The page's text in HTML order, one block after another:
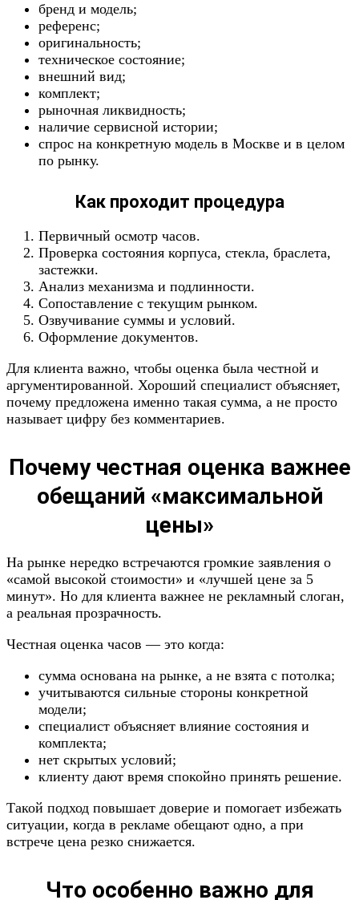
бренд и модель;
референс;
оригинальность;
техническое состояние;
внешний вид;
комплект;
рыночная ликвидность;
наличие сервисной истории;
спрос на конкретную модель в Москве и в целом
по рынку.
Как проходит процедура
Первичный осмотр часов.
Проверка состояния корпуса, стекла, браслета,
застежки.
Анализ механизма и подлинности.
Сопоставление с текущим рынком.
Озвучивание суммы и условий.
Оформление документов.
Для клиента важно, чтобы оценка была честной и
аргументированной. Хороший специалист объясняет,
почему предложена именно такая сумма, а не просто
называет цифру без комментариев.
Почему честная оценка важнее
обещаний «максимальной
цены»
На рынке нередко встречаются громкие заявления о
«самой высокой стоимости» и «лучшей цене за 5
минут». Но для клиента важнее не рекламный слоган,
а реальная прозрачность.
Честная оценка часов — это когда:
сумма основана на рынке, а не взята с потолка;
учитываются сильные стороны конкретной
модели;
специалист объясняет влияние состояния и
комплекта;
нет скрытых условий;
клиенту дают время спокойно принять решение.
Такой подход повышает доверие и помогает избежать
ситуации, когда в рекламе обещают одно, а при
встрече цена резко снижается.
Что особенно важно для